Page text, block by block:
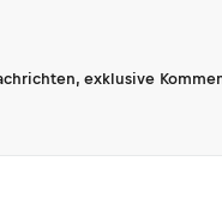
exklusive